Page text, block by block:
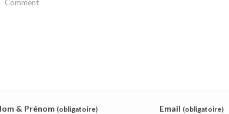
& Prénom (obligatoire) Email (obligatoire)